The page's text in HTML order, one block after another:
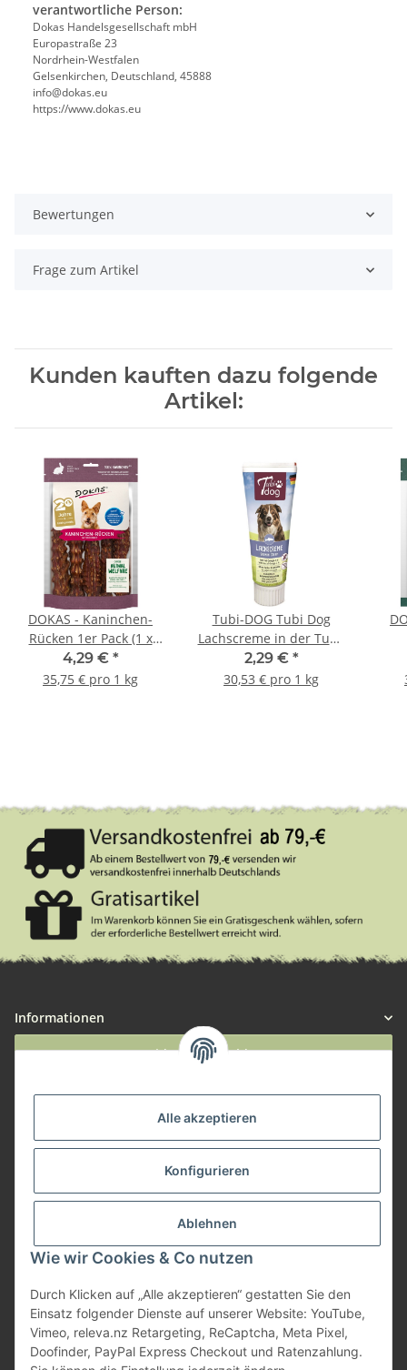
Alle akzeptieren
Konfigurieren
Ablehnen
Wie wir Cookies & Co nutzen
Durch Klicken auf „Alle akzeptieren“ gestatten Sie den
Einsatz folgender Dienste auf unserer Website: YouTube,
Vimeo, releva.nz Retargeting, ReCaptcha, Meta Pixel,
Doofinder, PayPal Express Checkout und Ratenzahlung.
verantwortliche Person:
Dokas Handelsgesellschaft mbH
Europastraße 23
Nordrhein-Westfalen
Gelsenkirchen, Deutschland, 45888
info@dokas.eu
https://www.dokas.eu
Bewertungen
Frage zum Artikel
Kunden kauften dazu folgende
Artikel:
DOKAS - Kaninchen-
Rücken 1er Pack (1 x
120g)
4,29 € *
35,75 € pro 1 kg
Tubi-DOG Tubi Dog
Lachscreme in der Tube
75g
2,29 € *
30,53 € pro 1 kg
Informationen
Widerruf anmelden
Herstellerinformationen